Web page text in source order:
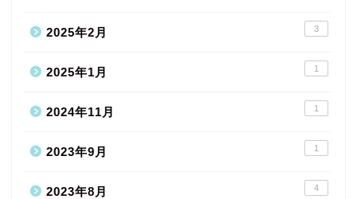
2025年2月 3
2025年1月 1
2024年11月 1
2023年9月 1
2023年8月 4